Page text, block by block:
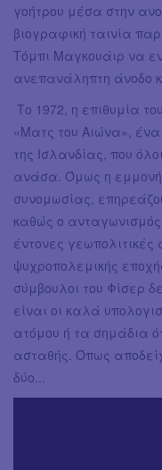
γοήτρου μέσα στην
βιογραφική ταινία
Τόμπι Μαγκουάιρ να
ανεπανάληπτη άνοδο
Το 1972, η επιθυμία
«Ματς του Αιώνα», ένα
της Ισλανδίας, που
ανάσα. Όμως η εμμονή
συνομωσίας,
καθώς ο ανταγωνισμός
έντονες γεωπολιτικές
ψυχροπολεμικής
σύμβουλοι του Φίσερ
είναι οι καλά
ατόμου ή τα σημάδια
ασταθής. Όπως
δύο...